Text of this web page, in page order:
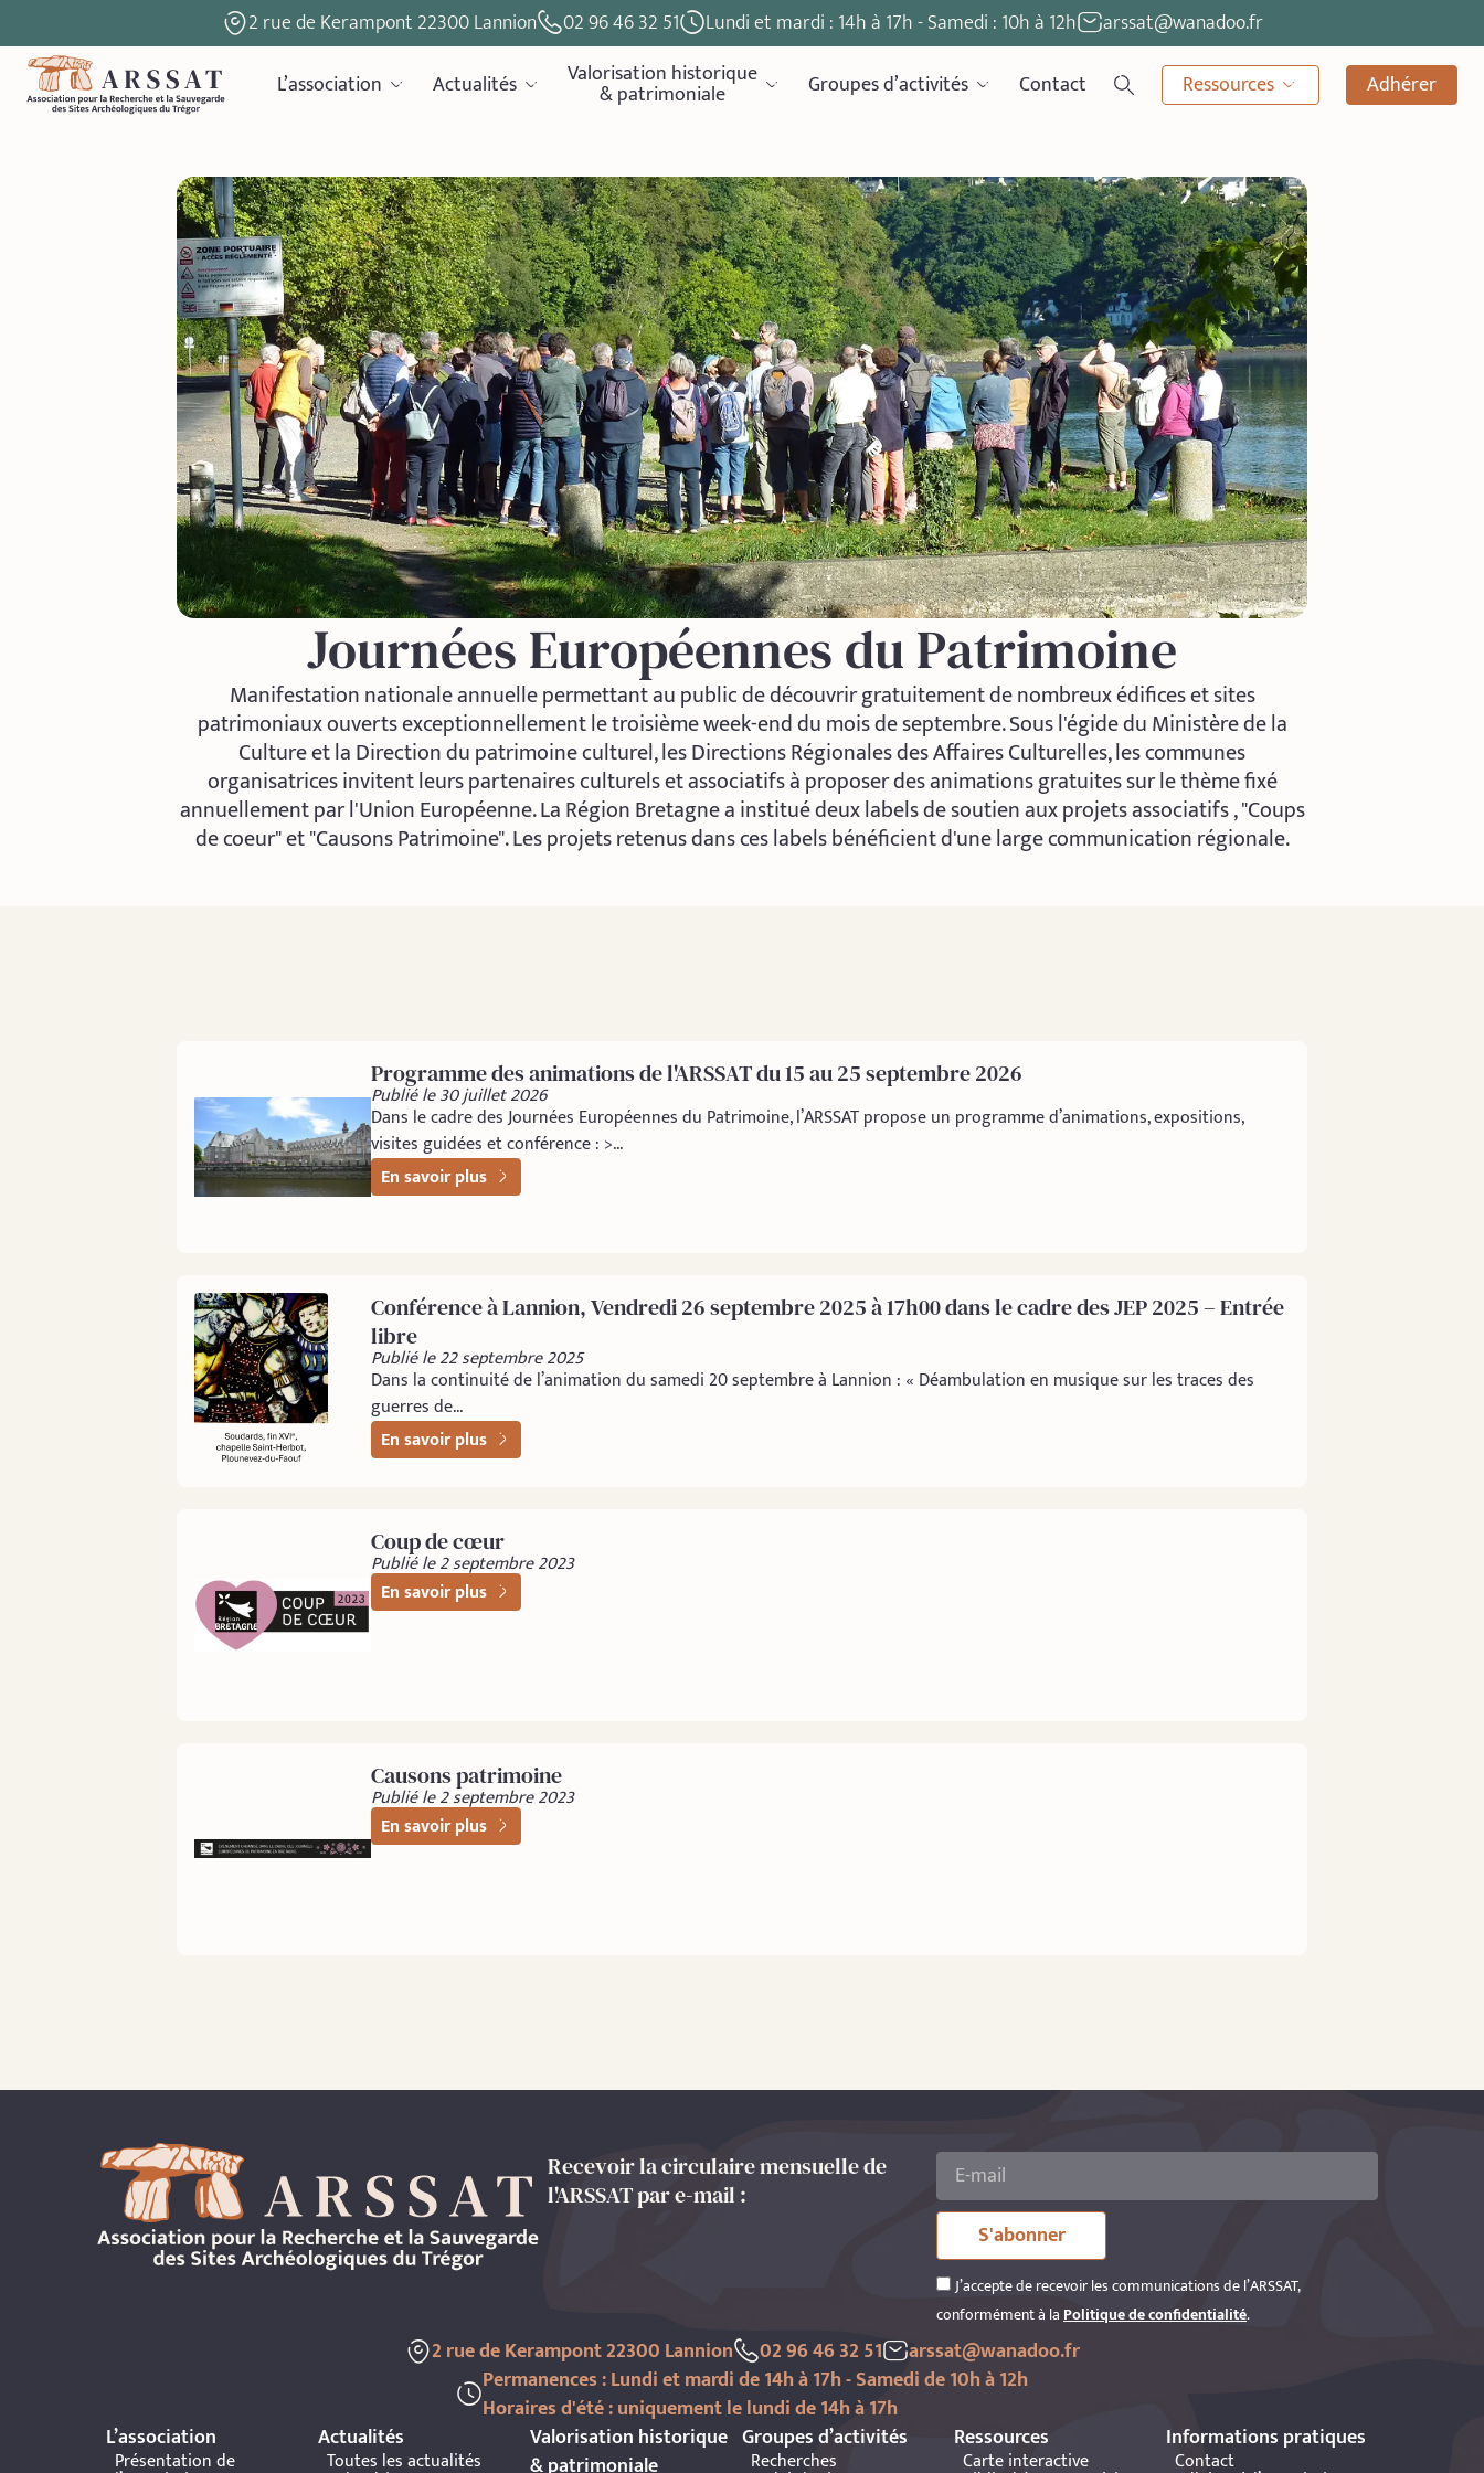
2 rue de Kerampont 22300 Lannion 02 96 46 32 51 Lundi et mardi : 14h à 17h - Samedi : 10h à 12h
arssat@wanadoo.fr
L’association
Actualités Valorisation historique
& patrimoniale Groupes d’activités Contact Ressources Adhérer
Journées Européennes du Patrimoine
Manifestation nationale annuelle permettant au public de découvrir gratuitement de nombreux édifices et sites
patrimoniaux ouverts exceptionnellement le troisième week-end du mois de septembre. Sous l'égide du Ministère de la
Culture et la Direction du patrimoine culturel, les Directions Régionales des Affaires Culturelles, les communes
organisatrices invitent leurs partenaires culturels et associatifs à proposer des animations gratuites sur le thème fixé
annuellement par l'Union Européenne. La Région Bretagne a institué deux labels de soutien aux projets associatifs , "Coups
de coeur" et "Causons Patrimoine". Les projets retenus dans ces labels bénéficient d'une large communication régionale.
Programme des animations de l'ARSSAT du 15 au 25 septembre 2026
Publié le 30 juillet 2026
Dans le cadre des Journées Européennes du Patrimoine, l’ARSSAT propose un programme d’animations, expositions,
visites guidées et conférence : >...
En savoir plus
Conférence à Lannion, Vendredi 26 septembre 2025 à 17h00 dans le cadre des JEP 2025 – Entrée
libre
Publié le 22 septembre 2025
Dans la continuité de l’animation du samedi 20 septembre à Lannion : « Déambulation en musique sur les traces des
guerres de...
En savoir plus
Coup de cœur
Publié le 2 septembre 2023
En savoir plus
Causons patrimoine
Publié le 2 septembre 2023
En savoir plus
Recevoir la circulaire mensuelle de
l'ARSSAT par e-mail :
J’accepte de recevoir les communications de l’ARSSAT,
conformément à laPolitique de confidentialité.
S'abonner
2 rue de Kerampont 22300 Lannion 02 96 46 32 51
arssat@wanadoo.fr
Permanences : Lundi et mardi de 14h à 17h - Samedi de 10h à 12h
Horaires d'été : uniquement le lundi de 14h à 17h
L’association
Présentation de
Actualités
Toutes les actualités
Valorisation historique
& patrimoniale
Groupes d’activités
Recherches
Ressources
Carte interactive
Informations pratiques
Contact